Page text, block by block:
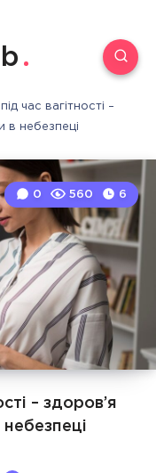
час вагітності –
в небезпеці
– здоров’я
0 560 6